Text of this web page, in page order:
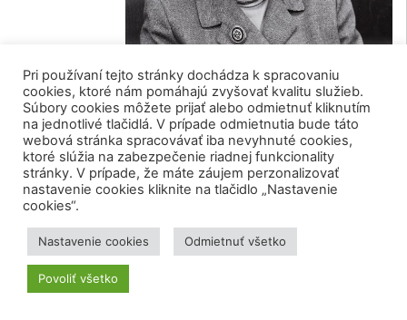
Hannah Arendtová. Zdroj: Wikipedia.org
Arendtová (1906 – 1975)
Hannah Arendtová bola nemecko-americká
Pri používaní tejto stránky dochádza k spracovaniu
cookies, ktoré nám pomáhajú zvyšovať kvalitu služieb.
Súbory cookies môžete prijať alebo odmietnuť kliknutím
na jednotlivé tlačidlá. V prípade odmietnutia bude táto
webová stránka spracovávať iba nevyhnuté cookies,
ktoré slúžia na zabezpečenie riadnej funkcionality
stránky. V prípade, že máte záujem perzonalizovať
nastavenie cookies kliknite na tlačidlo „Nastavenie
cookies“.
Nastavenie cookies Odmietnuť všetko
Povoliť všetko